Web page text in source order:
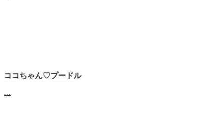
ココちゃん♡‬プードル